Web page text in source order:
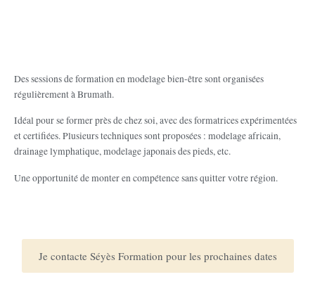
Des sessions de formation en modelage bien-être sont organisées
régulièrement à Brumath.
Idéal pour se former près de chez soi, avec des formatrices expérimentées
et certifiées. Plusieurs techniques sont proposées : modelage africain,
drainage lymphatique, modelage japonais des pieds, etc.
Une opportunité de monter en compétence sans quitter votre région.
Je contacte Séyès Formation pour les prochaines dates